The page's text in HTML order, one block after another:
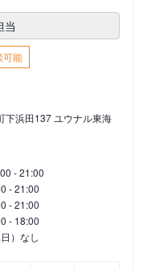
当
可能
下浜田137 ユウナル東海
- 21:00
- 21:00
- 21:00
- 18:00
日）なし